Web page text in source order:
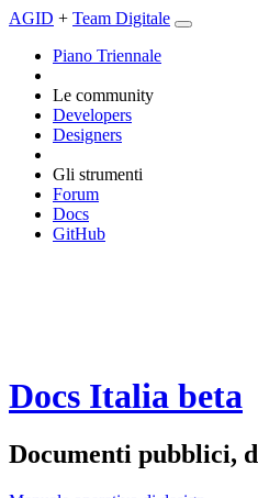
AGID + Team Digitale
Piano Triennale
Le community
Developers
Designers
Gli strumenti
Forum
Docs
GitHub
Docs Italia beta
Documenti pubblici,